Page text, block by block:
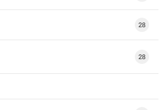
28
28